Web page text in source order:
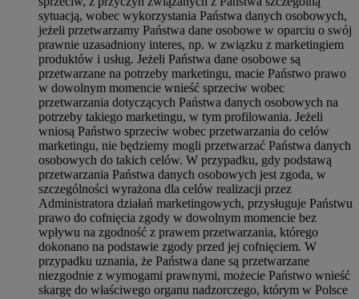
sytuacją, wobec wykorzystania Państwa danych osobowych,
jeżeli przetwarzamy Państwa dane osobowe w oparciu o swój
prawnie uzasadniony interes, np. w związku z marketingiem
produktów i usług. Jeżeli Państwa dane osobowe są
przetwarzane na potrzeby marketingu, macie Państwo prawo
w dowolnym momencie wnieść sprzeciw wobec
przetwarzania dotyczących Państwa danych osobowych na
potrzeby takiego marketingu, w tym profilowania. Jeżeli
wniosą Państwo sprzeciw wobec przetwarzania do celów
marketingu, nie będziemy mogli przetwarzać Państwa danych
osobowych do takich celów. W przypadku, gdy podstawą
przetwarzania Państwa danych osobowych jest zgoda, w
szczególności wyrażona dla celów realizacji przez
Administratora działań marketingowych, przysługuje Państwu
prawo do cofnięcia zgody w dowolnym momencie bez
wpływu na zgodność z prawem przetwarzania, którego
dokonano na podstawie zgody przed jej cofnięciem. W
przypadku uznania, że Państwa dane są przetwarzane
niezgodnie z wymogami prawnymi, możecie Państwo wnieść
skargę do właściwego organu nadzorczego, którym w Polsce